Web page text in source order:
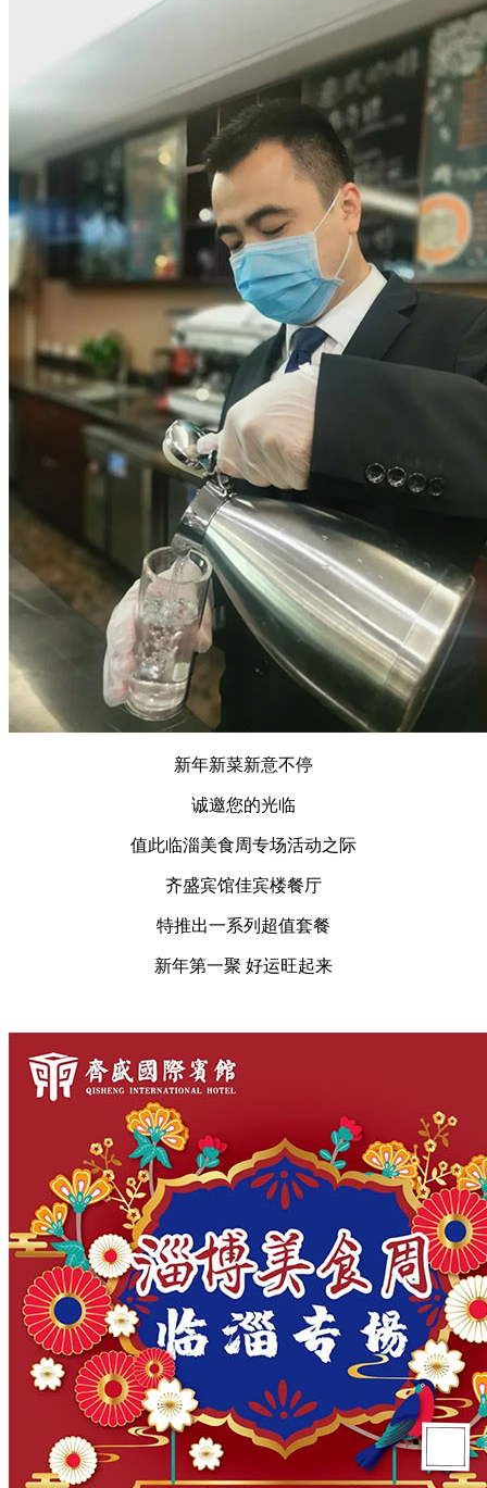
新年新菜新意不停
诚邀您的光临
值此临淄美食周专场活动之际
齐盛宾馆佳宾楼餐厅
特推出一系列超值套餐
新年第一聚 好运旺起来